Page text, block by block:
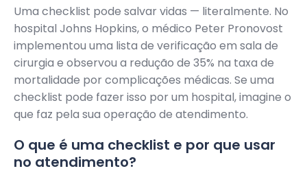
Uma checklist pode salvar vidas — literalmente. No
hospital Johns Hopkins, o médico Peter Pronovost
implementou uma lista de verificação em sala de
cirurgia e observou a redução de 35% na taxa de
mortalidade por complicações médicas. Se uma
checklist pode fazer isso por um hospital, imagine o
que faz pela sua operação de atendimento.
O que é uma checklist e por que usar
no atendimento?